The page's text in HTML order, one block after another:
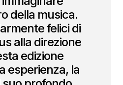
della musica.
felici di
alla direzione
edizione
esperienza, la